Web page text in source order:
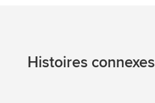
Histoires connexes